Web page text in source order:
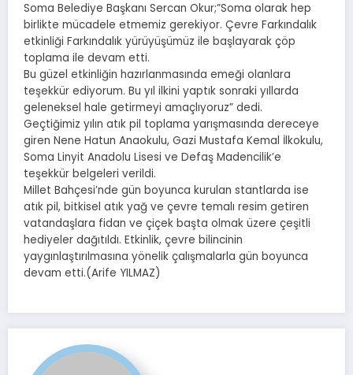
Soma Belediye Başkanı Sercan Okur;”Soma olarak hep
birlikte mücadele etmemiz gerekiyor. Çevre Farkındalık
etkinliği Farkındalık yürüyüşümüz ile başlayarak çöp
toplama ile devam etti.
Bu güzel etkinliğin hazırlanmasında emeği olanlara
teşekkür ediyorum. Bu yıl ilkini yaptık sonraki yıllarda
geleneksel hale getirmeyi amaçlıyoruz” dedi.
Geçtiğimiz yılın atık pil toplama yarışmasında dereceye
giren Nene Hatun Anaokulu, Gazi Mustafa Kemal İlkokulu,
Soma Linyit Anadolu Lisesi ve Defaş Madencilik’e
teşekkür belgeleri verildi.
Millet Bahçesi’nde gün boyunca kurulan stantlarda ise
atık pil, bitkisel atık yağ ve çevre temalı resim getiren
vatandaşlara fidan ve çiçek başta olmak üzere çeşitli
hediyeler dağıtıldı. Etkinlik, çevre bilincinin
yaygınlaştırılmasına yönelik çalışmalarla gün boyunca
devam etti.(Arife YILMAZ)